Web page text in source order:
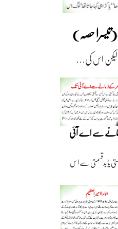
حصہ)
اس کی…
سے اے آئی
یا بدقسمتی سے اس